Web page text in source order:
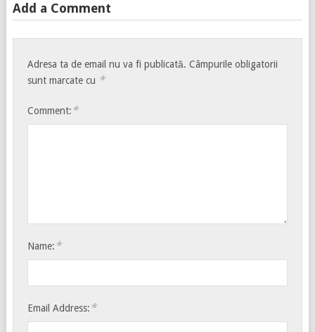
Add a Comment
Adresa ta de email nu va fi publicată. Câmpurile obligatorii
sunt marcate cu *
Comment: *
Name: *
Email Address: *